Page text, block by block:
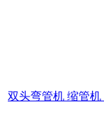
双头弯管机 缩管机